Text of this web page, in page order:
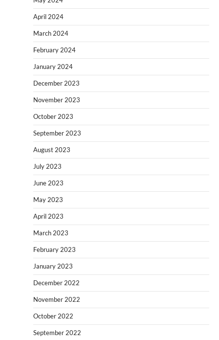
April 2024
March 2024
February 2024
January 2024
December 2023
November 2023
October 2023
September 2023
August 2023
July 2023
June 2023
May 2023
April 2023
March 2023
February 2023
January 2023
December 2022
November 2022
October 2022
September 2022